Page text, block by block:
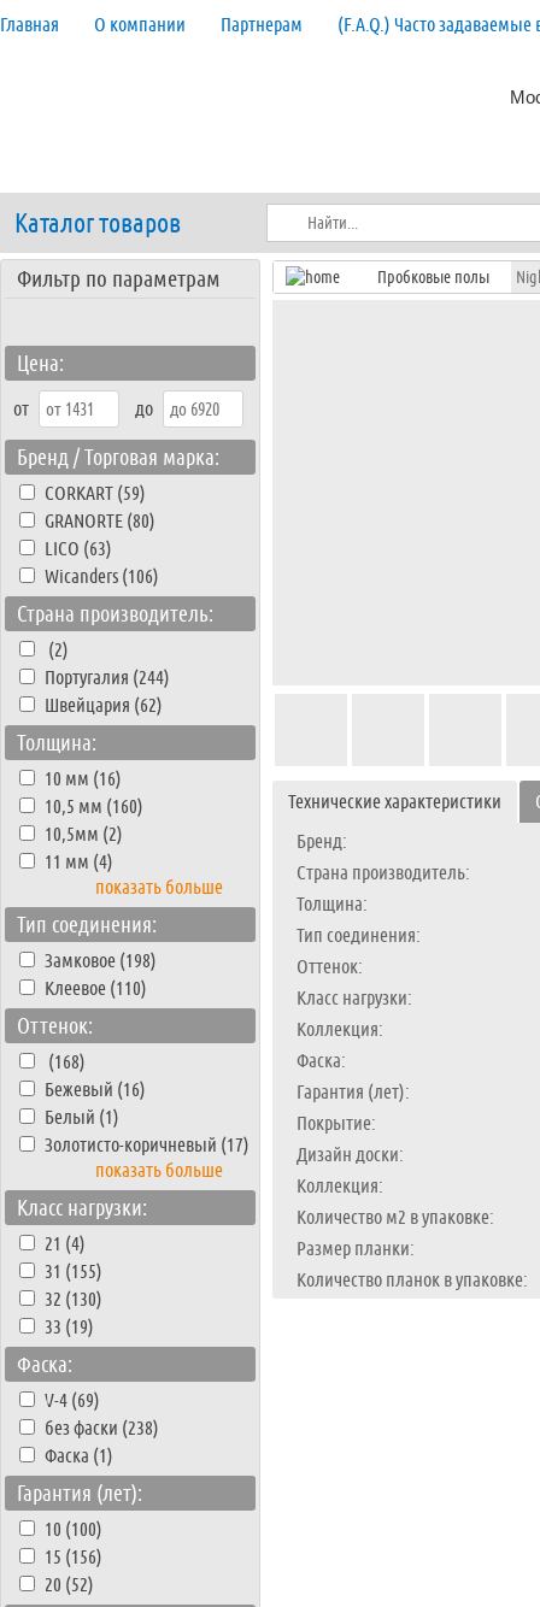
Главная О компании Партнерам (F.A.Q.) Часто задаваемые
Каталог товаров
Фильтр по параметрам
Цена:
от до
Бренд / Торговая марка:
CORKART (59)
GRANORTE (80)
LICO (63)
Wicanders (106)
Страна производитель:
(2)
Португалия (244)
Швейцария (62)
Толщина:
10 мм (16)
10,5 мм (160)
10,5мм (2)
11 мм (4)
показать больше
Тип соединения:
Замковое (198)
Клеевое (110)
Оттенок:
(168)
Бежевый (16)
Белый (1)
Золотисто-коричневый (17)
показать больше
Класс нагрузки:
21 (4)
31 (155)
32 (130)
33 (19)
Фаска:
V-4 (69)
без фаски (238)
Фаска (1)
Гарантия (лет):
10 (100)
15 (156)
20 (52)
Пробковые полы
Технические характеристики
Бренд:
Страна производитель:
Толщина:
Тип соединения:
Оттенок:
Класс нагрузки:
Коллекция:
Фаска:
Гарантия (лет):
Покрытие:
Дизайн доски:
Коллекция:
Количество м2 в упаковке:
Размер планки:
Количество планок в упаковке: